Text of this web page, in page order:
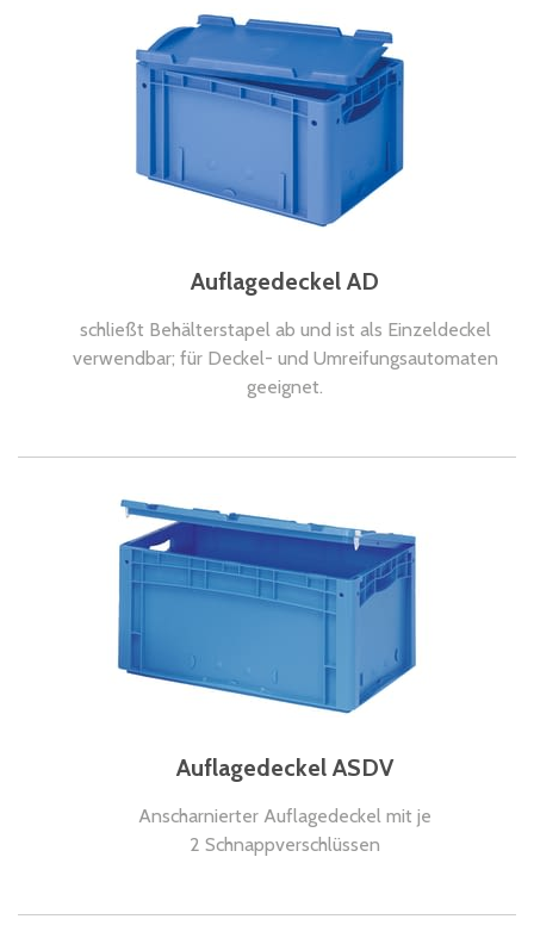
Auflagedeckel AD
schließt Behälterstapel ab und ist als Einzeldeckel
verwendbar; für Deckel- und Umreifungsautomaten
geeignet.
Auflagedeckel ASDV
Anscharnierter Auflagedeckel mit je
2 Schnappverschlüssen